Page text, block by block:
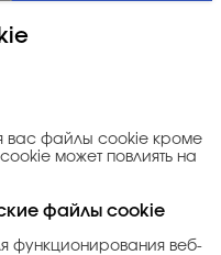
вас файлы cookie кроме
может повлиять на
файлы cookie
функционирования веб-